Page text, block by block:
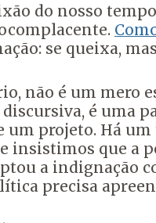
do nosso
se queixa,
não é um mero
é uma
um projeto. Há
insistimos que a
a indignação
precisa